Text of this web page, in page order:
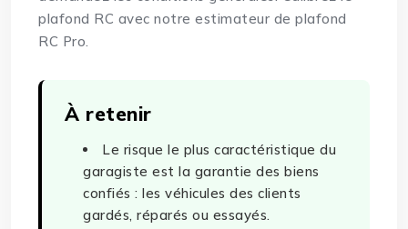
plafond RC avec notreestimateur de plafond
RC Pro.
À retenir
Le risque le plus caractéristique du
garagiste est la garantie des biens
confiés : les véhicules des clients
gardés, réparés ou essayés.